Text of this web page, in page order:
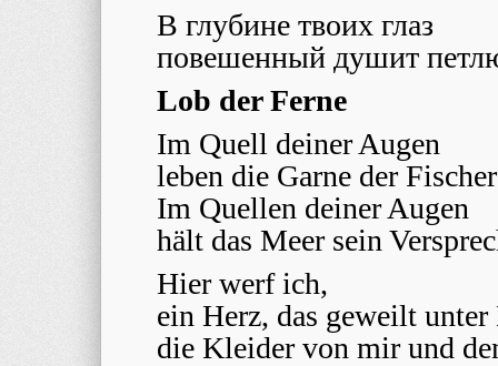
В глубине твоих глаз
повешенный душит
Lob der Ferne
Im Quell deiner Augen
leben die Garne der
Im Quellen deiner Augen
hält das Meer sein
Hier werf ich,
ein Herz, das geweilt unter
die Kleider von mir und